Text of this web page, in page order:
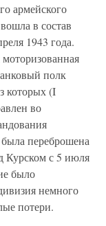
армейского
в состав
1943 года.
полк
которых (I
во
переброшена
Курском с 5 июля
было
немного
потери.